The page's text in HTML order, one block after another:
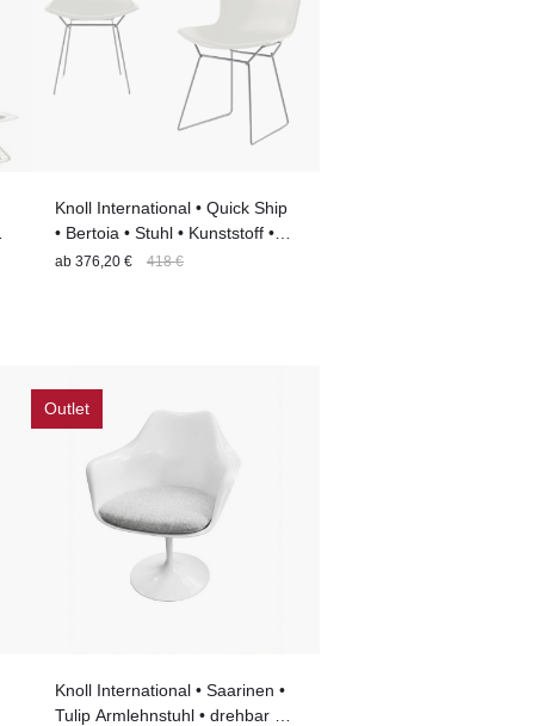
Knoll International • Quick Ship
• Bertoia • Stuhl • Kunststoff •
77cm x 52,3cm x 54,6cm
ab 376,20 € 418 €
Outlet
Knoll International • Saarinen •
Tulip Armlehnstuhl • drehbar •